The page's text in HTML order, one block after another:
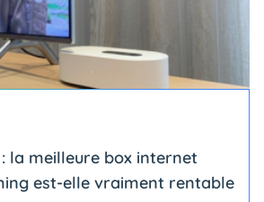
la meilleure box internet
est-elle vraiment rentable